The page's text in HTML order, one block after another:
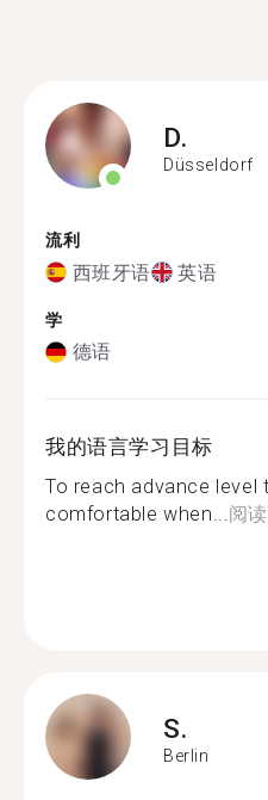
D.
Düsseldorf
流利
西班牙语 英语
学
德语
我的语言学习目标
To reach advance level
comfortable when...阅
S.
Berlin